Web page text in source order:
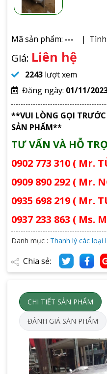
Mã sản phẩm: ---
Giá: Liên hệ
2243 lượt xem
Đăng ngày: 01/11/
**VUI LÒNG GỌI
SẢN PHẨM**
TƯ VẤN VÀ HỖ
0902 773 310 ( Mr.
0909 890 292 ( Mr.
0935 698 219 ( Mr.
0937 233 863 ( Ms.
Danh mục : Thanh lý các
Chia sẻ:
CHI TIẾT SẢN PHẨM
ĐÁNH GIÁ SẢN PHẨM